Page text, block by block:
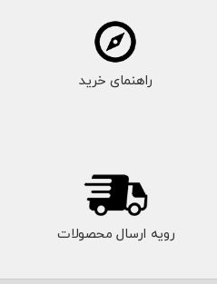
راهنمای خرید
رویه ارسال محصولات